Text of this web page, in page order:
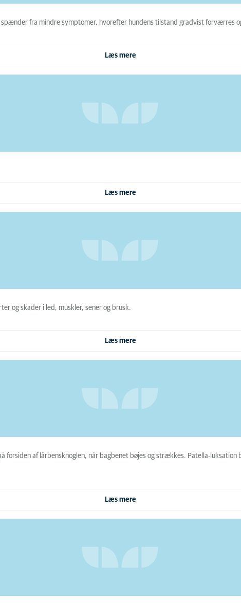
fra mindre symptomer, hvorefter hundens tilstand gradvist forværres
Læs mere
Læs mere
og skader i led, muskler, sener og brusk.
Læs mere
forsiden af lårbensknoglen, når bagbenet bøjes og strækkes. Patella-
Læs mere